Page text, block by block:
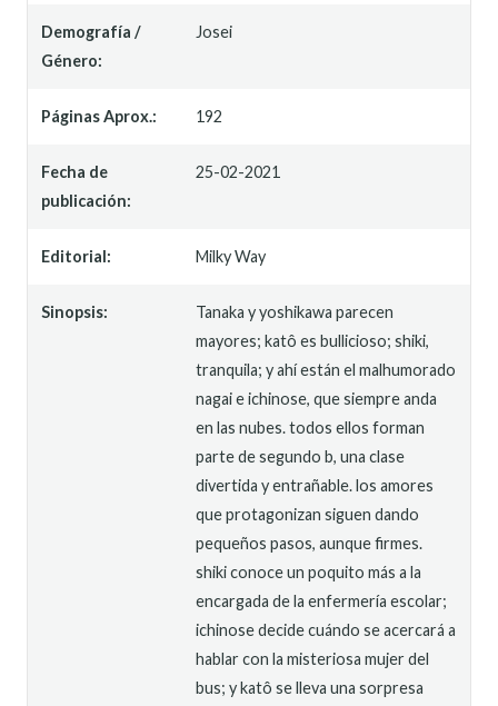
Demografía /
Género:
Josei
Páginas Aprox.: 192
Fecha de
publicación:
25-02-2021
Editorial: Milky Way
Sinopsis:
Tanaka y yoshikawa parecen
mayores; katô es bullicioso; shiki,
tranquila; y ahí están el malhumorado
nagai e ichinose, que siempre anda
en las nubes. todos ellos forman
parte de segundo b, una clase
divertida y entrañable. los amores
que protagonizan siguen dando
pequeños pasos, aunque firmes.
shiki conoce un poquito más a la
encargada de la enfermería escolar;
ichinose decide cuándo se acercará a
hablar con la misteriosa mujer del
bus; y katô se lleva una sorpresa